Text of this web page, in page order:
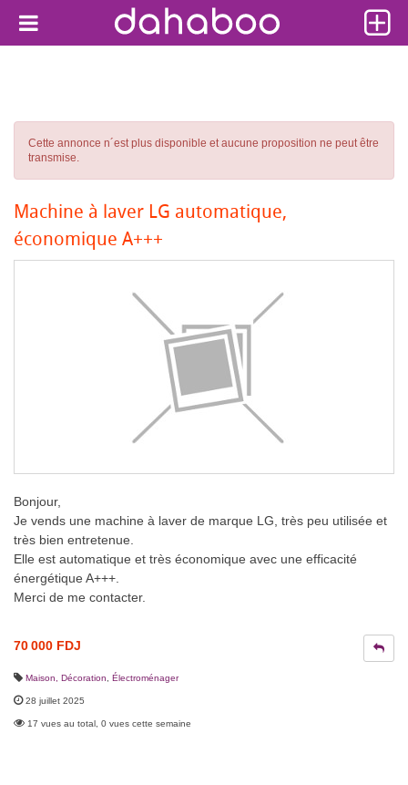
Cette annonce n´est plus disponible et aucune proposition ne peut être
transmise.
Machine à laver LG automatique,
économique A+++
Bonjour,
Je vends une machine à laver de marque LG, très peu utilisée et
très bien entretenue.
Elle est automatique et très économique avec une efficacité
énergétique A+++.
Merci de me contacter.
70 000 FDJ
Maison, Décoration Électroménager
28 juillet 2025
17 vues au total, 0 vues cette semaine